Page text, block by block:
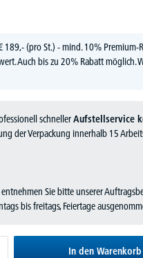
189,-(pro St.) - mind. 10% Premium-
Auch bis zu 20% Rabatt möglich.
schnellerAufstellservice
der Verpackung innerhalb 15
Sie bitte unserer
bis freitags, Feiertage
In den Warenkorb